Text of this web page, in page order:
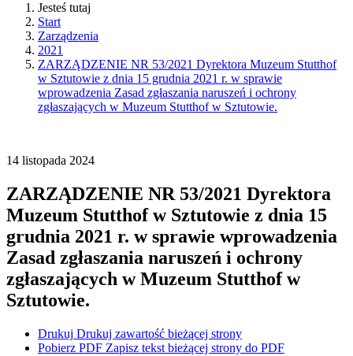
Jesteś tutaj
Start
Zarządzenia
2021
ZARZĄDZENIE NR 53/2021 Dyrektora Muzeum Stutthof
w Sztutowie z dnia 15 grudnia 2021 r. w sprawie
wprowadzenia Zasad zgłaszania naruszeń i ochrony
zgłaszających w Muzeum Stutthof w Sztutowie.
14 listopada 2024
ZARZĄDZENIE NR 53/2021 Dyrektora
Muzeum Stutthof w Sztutowie z dnia 15
grudnia 2021 r. w sprawie wprowadzenia
Zasad zgłaszania naruszeń i ochrony
zgłaszających w Muzeum Stutthof w
Sztutowie.
Drukuj Drukuj zawartość bieżącej strony
Pobierz PDF Zapisz tekst bieżącej strony do PDF